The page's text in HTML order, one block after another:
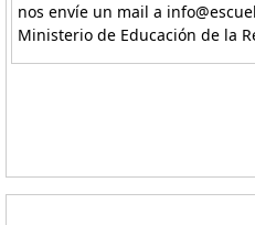
nos envíe un mail a
Ministerio de Educación de la